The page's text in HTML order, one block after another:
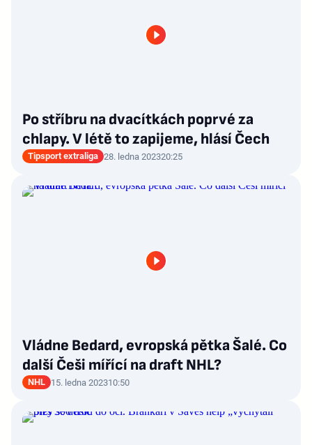
Po stříbru na dvacítkách poprvé za
chlapy. V létě to zapijeme, hlásí Čech
Tipsport extraliga 28. ledna 202320:25
Vládne Bedard, evropská pětka Šalé. Co
další Češi mířící na draft NHL?
NHL 15. ledna 202310:50